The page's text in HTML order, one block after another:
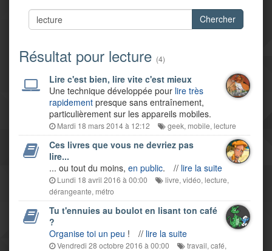
Chercher
Résultat pour lecture (4)
Lire c'est bien, lire vite c'est mieux
Une technique développée pour lire très
rapidement presque sans entraînement,
particulièrement sur les appareils mobiles.
Mardi 18 mars 2014 à 12:12 geek, mobile, lecture
Ces livres que vous ne devriez pas
lire...
... ou tout du moins, en public. // lire la suite
Lundi 18 avril 2016 à 00:00 livre, vidéo, lecture,
dérangeante, métro
Tu t'ennuies au boulot en lisant ton café
?
Organise toi un peu ! // lire la suite
Vendredi 28 octobre 2016 à 00:00 travail, café,